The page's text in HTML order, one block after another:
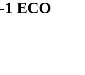
1 ECO